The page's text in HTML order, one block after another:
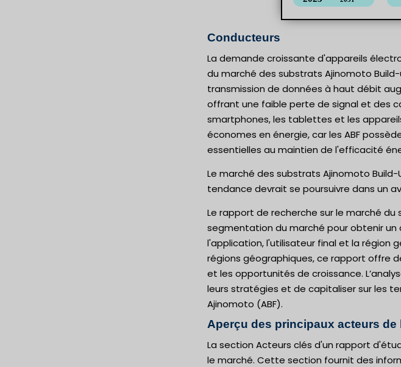
Conducteurs
La demande croissante d'appareils
du marché des substrats Ajinomoto
transmission de données à haut débit
offrant une faible perte de signal et des
smartphones, les tablettes et les
économes en énergie, car les ABF
essentielles au maintien de l'efficacité
Le marché des substrats Ajinomoto
tendance devrait se poursuivre dans un
Le rapport de recherche sur le marché
segmentation du marché pour obtenir un
l'application, l'utilisateur final et la région
régions géographiques, ce rapport offre
et les opportunités de croissance.
leurs stratégies et de capitaliser sur les
Ajinomoto (ABF).
Aperçu des principaux acteurs de
La section Acteurs clés d'un rapport
le marché. Cette section fournit des